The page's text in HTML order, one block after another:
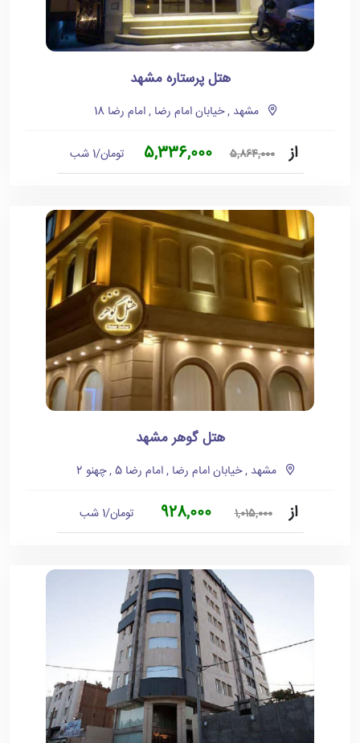
هتل پرستاره مشهد
مشهد , خیابان امام رضا , امام رضا 18
از 5,864,000
5,336,000 تومان/1 شب
هتل گوهر مشهد
مشهد , خیابان امام رضا , امام رضا 5 , چهنو 2
از 1,015,000
928,000 تومان/1 شب